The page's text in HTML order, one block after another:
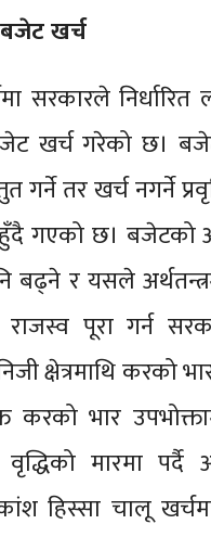
बजेट खर्च
सरकारले निर्धारित
खर्च गरेको छ।
गर्ने तर खर्च नगर्ने
गएको छ। बजेटको
बढ्ने र यसले
पूरा गर्न
क्षेत्रमाथि करको
करको भार
मारमा
हिस्सा चालू